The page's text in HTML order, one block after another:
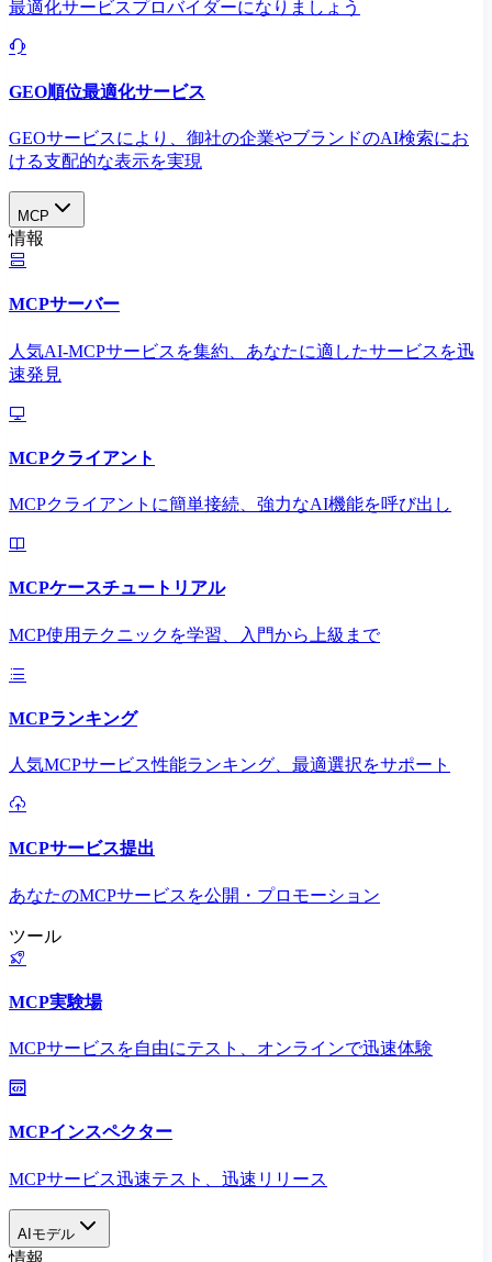
最適化サービスプロバイダーになりましょう
GEO順位最適化サービス
GEOサービスにより、御社の企業やブランドのAI検索にお
ける支配的な表示を実現​
MCP
情報
MCPサーバー
人気AI-MCPサービスを集約、あなたに適したサービスを迅
速発見
MCPクライアント
MCPクライアントに簡単接続、強力なAI機能を呼び出し
MCPケースチュートリアル
MCP使用テクニックを学習、入門から上級まで
MCPランキング
人気MCPサービス性能ランキング、最適選択をサポート
MCPサービス提出
あなたのMCPサービスを公開・プロモーション
ツール
MCP実験場
MCPサービスを自由にテスト、オンラインで迅速体験
MCPインスペクター
MCPサービス迅速テスト、迅速リリース
AIモデル
情報